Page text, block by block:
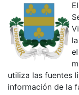
utiliza las fuentes
información de la